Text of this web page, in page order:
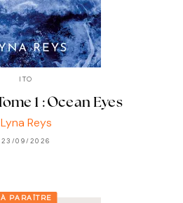
ITO
1 : Ocean Eyes
Lyna Reys
23/09/2026
À PARAÎTRE